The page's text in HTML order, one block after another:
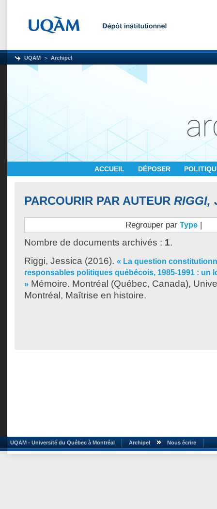
UQAM Archipel
ACCUEIL DÉPOSER
PARCOURIR PAR AUTEUR RIGGI,
Regrouper par Type |
Nombre de documents archivés : 1.
Riggi, Jessica (2016). « La question
responsables politiques québécois, 1985-1991 : un
» Mémoire. Montréal (Québec, Canada),
Montréal, Maîtrise en histoire.
UQAM - Université du Québec à Montréal Archipel Nous écrire